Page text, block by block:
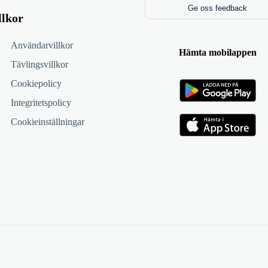
Användarvillkor
Tävlingsvillkor
Cookiepolicy
Integritetspolicy
Cookieinställningar
Ge oss feedback
Hämta mobilappen